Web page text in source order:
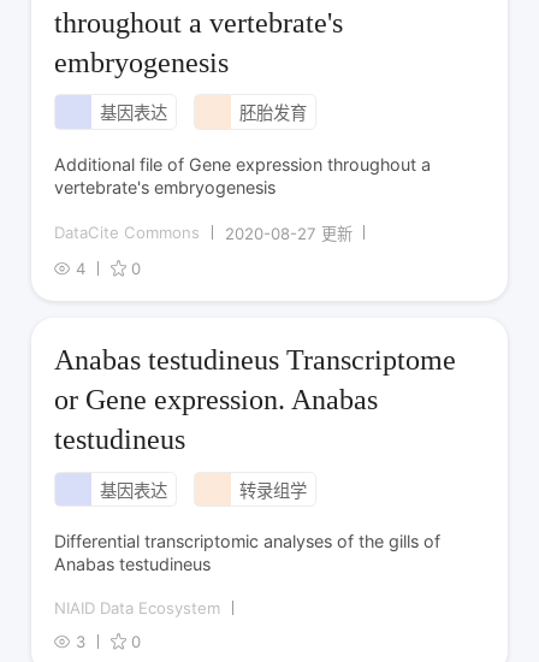
throughout a vertebrate's
embryogenesis
基因表达 胚胎发育
Additional file of Gene expression throughout a
vertebrate's embryogenesis
DataCite Commons
2020-08-27 更新
4
0
Anabas testudineus Transcriptome
or Gene expression. Anabas
testudineus
基因表达 转录组学
Differential transcriptomic analyses of the gills of
Anabas testudineus
NIAID Data Ecosystem
3
0